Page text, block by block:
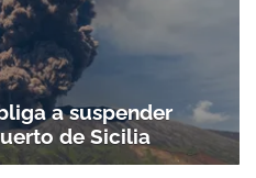
a suspender
de Sicilia